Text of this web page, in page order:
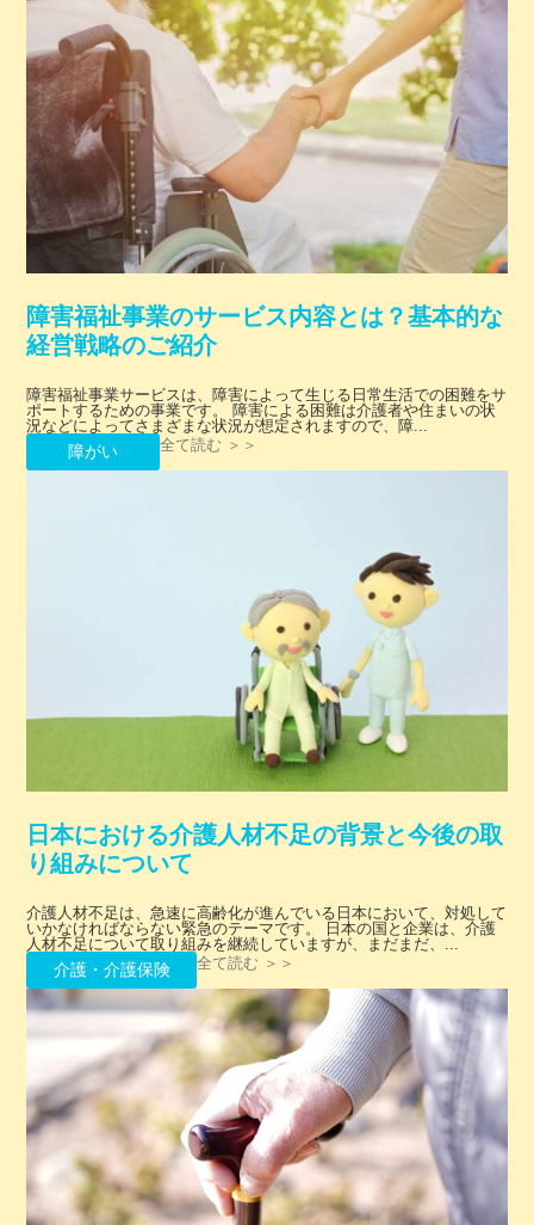
障害福祉事業のサービス内容とは？基本的な
経営戦略のご紹介
障害福祉事業サービスは、障害によって生じる日常生活での困難をサ
ポートするための事業です。 障害による困難は介護者や住まいの状
況などによってさまざまな状況が想定されますので、障...
障がい 全て読む ＞＞
日本における介護人材不足の背景と今後の取
り組みについて
介護人材不足は、急速に高齢化が進んでいる日本において、対処して
いかなければならない緊急のテーマです。 日本の国と企業は、介護
人材不足について取り組みを継続していますが、まだまだ、...
介護・介護保険 全て読む ＞＞